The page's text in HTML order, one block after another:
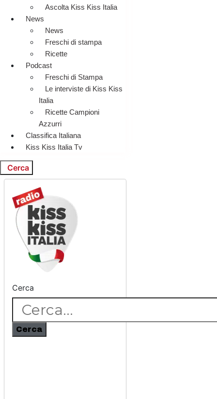
Ascolta Kiss Kiss Italia
News
News
Freschi di stampa
Ricette
Podcast
Freschi di Stampa
Le interviste di Kiss Kiss
Italia
Ricette Campioni
Azzurri
Classifica Italiana
Kiss Kiss Italia Tv
Cerca
Cerca
Cerca